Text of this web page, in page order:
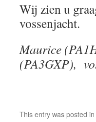
Wij zien u
vossenjacht.
Maurice
(PA3GXP),
This entry was posted in